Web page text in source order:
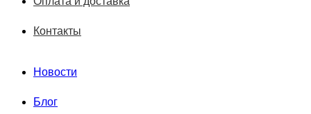
Контакты
Новости
Блог